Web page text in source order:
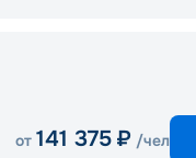
от 141 375 ₽ /чел